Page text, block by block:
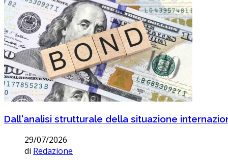
Dall'analisi strutturale della situazione
29/07/2026
di Redazione